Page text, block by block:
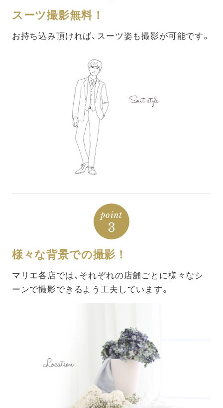
スーツ撮影無料！
お持ち込み頂ければ、スーツ姿も撮影が可能です。
point
3
様々な背景での撮影！
マリエ各店では、それぞれの店舗ごとに様々なシ
ーンで撮影できるよう工夫しています。